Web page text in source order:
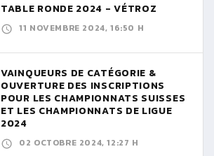
TABLE RONDE 2024 - VÉTROZ
11 NOVEMBRE 2024, 16:50 H
VAINQUEURS DE CATÉGORIE &
OUVERTURE DES INSCRIPTIONS
POUR LES CHAMPIONNATS SUISSES
ET LES CHAMPIONNATS DE LIGUE
2024
02 OCTOBRE 2024, 12:27 H